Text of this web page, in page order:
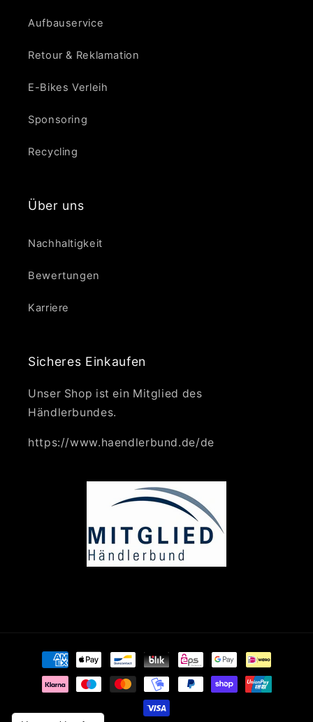
Aufbauservice
Retour & Reklamation
E-Bikes Verleih
Sponsoring
Recycling
Über uns
Nachhaltigkeit
Bewertungen
Karriere
Sicheres Einkaufen
Unser Shop ist ein Mitglied des
Händlerbundes.
https://www.haendlerbund.de/de
Zahlungsmethoden